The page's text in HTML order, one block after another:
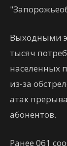
Выходными
тысяч
населенных
из-за
атак
абонентов.
Ранее 061